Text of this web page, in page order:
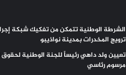
الشرطة الوطنية تتمكن من تفكيك شبكة
ترويج المخدرات بمدينة نواذيبو
تعيين ولد داهي رئيساً للجنة الوطنية
مرسوم رئاسي